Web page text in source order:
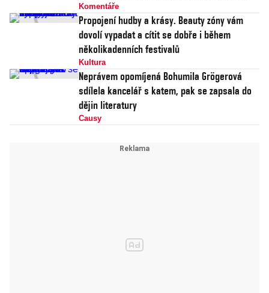
Komentáře
Propojení hudby a krásy. Beauty zóny vám
dovolí vypadat a cítit se dobře i během
několikadenních festivalů
Kultura
Neprávem opomíjená Bohumila Grögerová
sdílela kancelář s katem, pak se zapsala do
dějin literatury
Causy